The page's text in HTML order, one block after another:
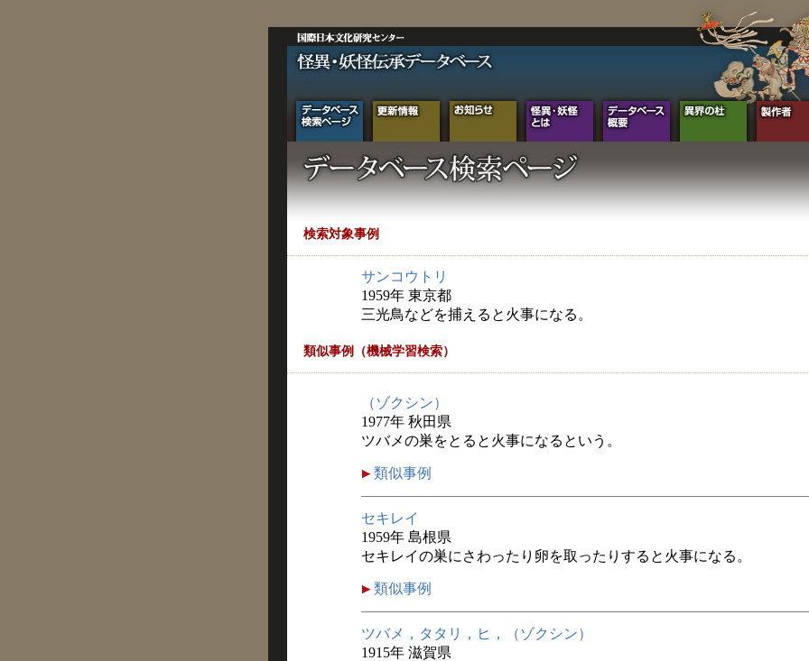
検索対象事例
サンコウトリ
1959年 東京都
三光鳥などを捕えると火事になる。
類似事例（機械学習検索）
（ゾクシン）
1977年 秋田県
ツバメの巣をとると火事になるという。
類似事例
セキレイ
1959年 島根県
セキレイの巣にさわったり卵を取ったりすると火事になる。
類似事例
ツバメ，タタリ，ヒ，（ゾクシン）
1915年 滋賀県